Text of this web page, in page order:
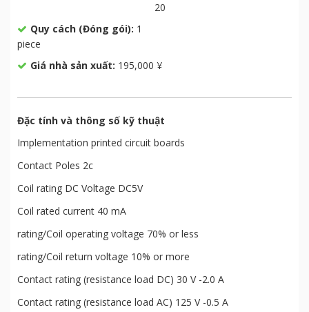
20
Quy cách (Đóng gói): 1
piece
Giá nhà sản xuất: 195,000 ¥
Đặc tính và thông số kỹ thuật
Implementation printed circuit boards
Contact Poles 2c
Coil rating DC Voltage DC5V
Coil rated current 40 mA
rating/Coil operating voltage 70% or less
rating/Coil return voltage 10% or more
Contact rating (resistance load DC) 30 V -2.0 A
Contact rating (resistance load AC) 125 V -0.5 A